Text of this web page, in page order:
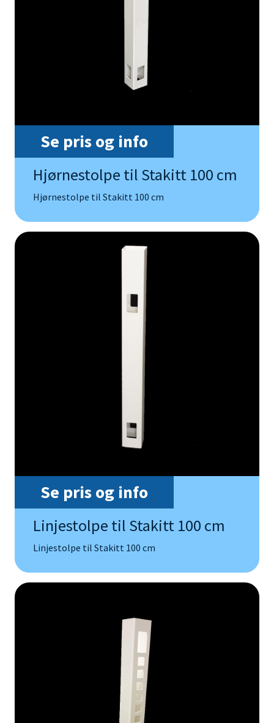
Se pris og info
Hjørnestolpe til Stakitt 100 cm
Hjørnestolpe til Stakitt 100 cm
Se pris og info
Linjestolpe til Stakitt 100 cm
Linjestolpe til Stakitt 100 cm